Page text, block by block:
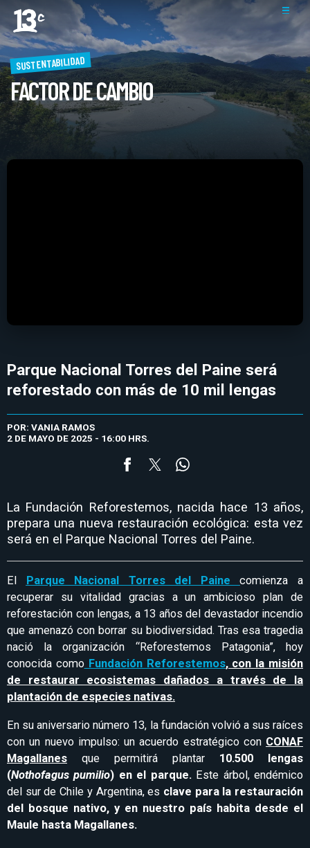
SUSTENTABILIDAD
FACTOR DE CAMBIO
Parque Nacional Torres del Paine será
reforestado con más de 10 mil lengas
POR: VANIA RAMOS
2 DE MAYO DE 2025 - 16:00 HRS.
La Fundación Reforestemos, nacida hace 13 años,
prepara una nueva restauración ecológica: esta vez
será en el Parque Nacional Torres del Paine.
El Parque Nacional Torres del Painecomienza a
recuperar su vitalidad gracias a un ambicioso plan de
reforestación con lengas, a 13 años del devastador incendio
que amenazó con borrar su biodiversidad. Tras esa tragedia
nació la organización “Reforestemos Patagonia”, hoy
conocida comoFundación Reforestemos, con la misión
de restaurar ecosistemas dañados a través de la
plantación de especies nativas.
En su aniversario número 13, la fundación volvió a sus raíces
con un nuevo impulso: un acuerdo estratégico con CONAF
Magallanes
que permitirá plantar 10.500 lengas
(Nothofagus pumilio) en el parque.Este árbol, endémico
del sur de Chile y Argentina, es clave para la restauración
del bosque nativo, y en nuestro país habita desde el
Maule hasta Magallanes.